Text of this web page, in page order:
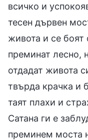
всичко и
тесен дървен
живота и се боят
преминат лесно,
отдадат живота
твърда крачка и
таят плахи и
Сатана ги е
преминем моста